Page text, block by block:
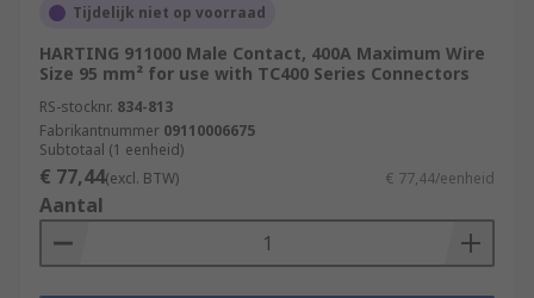
Tijdelijk niet op voorraad
HARTING 911000 Male Contact, 400A Maximum Wire
Size 95 mm² for use with TC400 Series Connectors
RS-stocknr. 834-813
Fabrikantnummer 09110006675
Subtotaal (1 eenheid)
€ 77,44(excl. BTW) € 77,44/eenheid
Aantal